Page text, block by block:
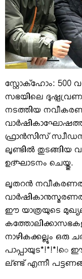
GREETINGS
CLASSIFIEDS
OBITUARY
സ്റ്റോക്‌ഹോം: 500
സഭയിലെ
നടത്തിയ
ഫ്രാന്‍സിസ്
ലൂണ്ടില്‍ തുടങ്ങിയ
ഉദ്ഘാടനം ചെയ്തു.
ലൂതറന്‍
ഈ യാത്രയുടെ
നാഴികക്കല്ലും ഒരു
പാപ്പായുട*!*!*!െ
ല്ണ്ട് എന്നീ